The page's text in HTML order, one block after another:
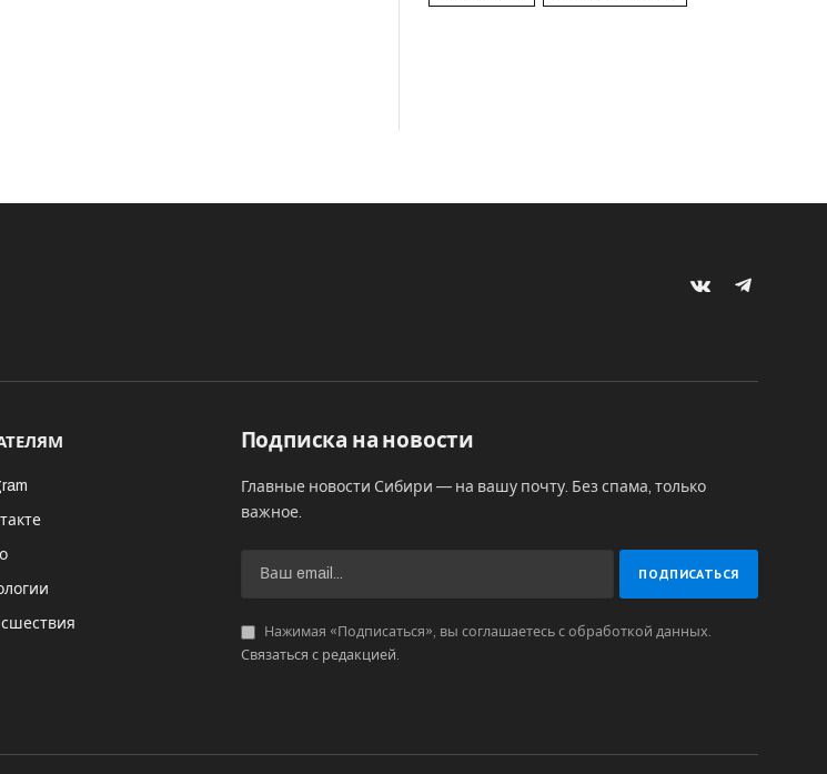
VKontakteTelegram
Подписка на новости
Главные новости Сибири — на вашу почту. Без спама, только
важное.
Нажимая «Подписаться», вы соглашаетесь с обработкой данных.
Связаться с редакцией